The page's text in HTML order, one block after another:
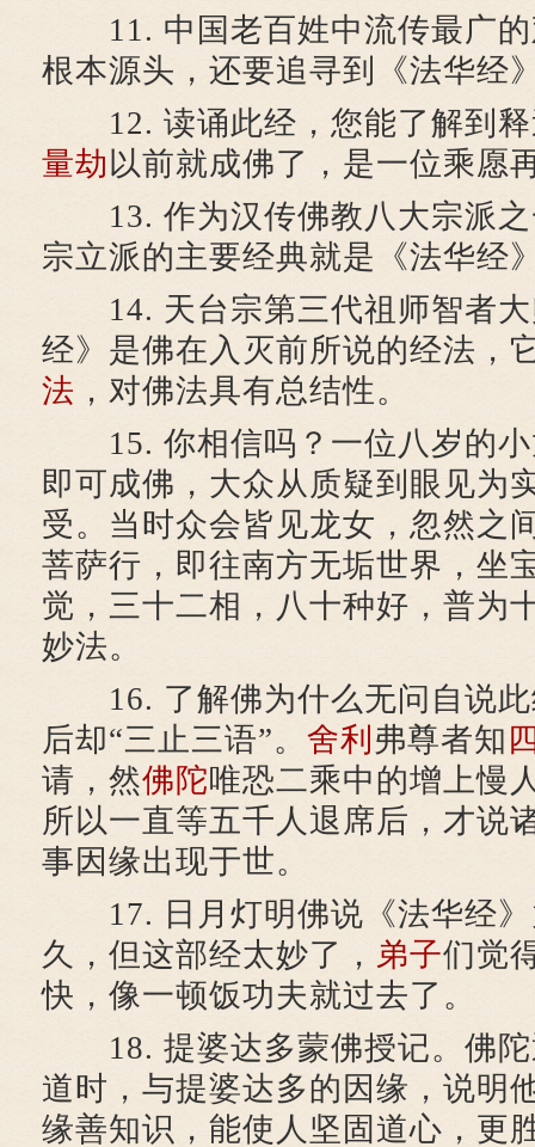
11. 中国老百姓中流传最广的
根本源头，还要追寻到《法华经
12. 读诵此经，您能了解到释
量劫以前就成佛了，是一位乘愿
13. 作为汉传佛教八大宗派之
宗立派的主要经典就是《法华经
14. 天台宗第三代祖师智者大
经》是佛在入灭前所说的经法，
法 ，对佛法具有总结性。
15. 你相信吗？一位八岁的小
即可成佛，大众从质疑到眼见为
受。当时众会皆见龙女，忽然之
菩萨行，即往南方无垢世界，坐
觉，三十二相，八十种好，普为
妙法。
16. 了解佛为什么无问自说此
后却“三止三语”。 舍利 弗尊者知
请，然佛陀唯恐二乘中的增上慢
所以一直等五千人退席后，才说
事因缘出现于世。
17. 日月灯明佛说《法华经》
久，但这部经太妙了， 弟子们觉
快，像一顿饭功夫就过去了。
18. 提婆达多蒙佛授记。佛陀
道时，与提婆达多的因缘，说明
缘善知识，能使人坚固道心，更